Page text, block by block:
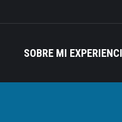
SOBRE MI